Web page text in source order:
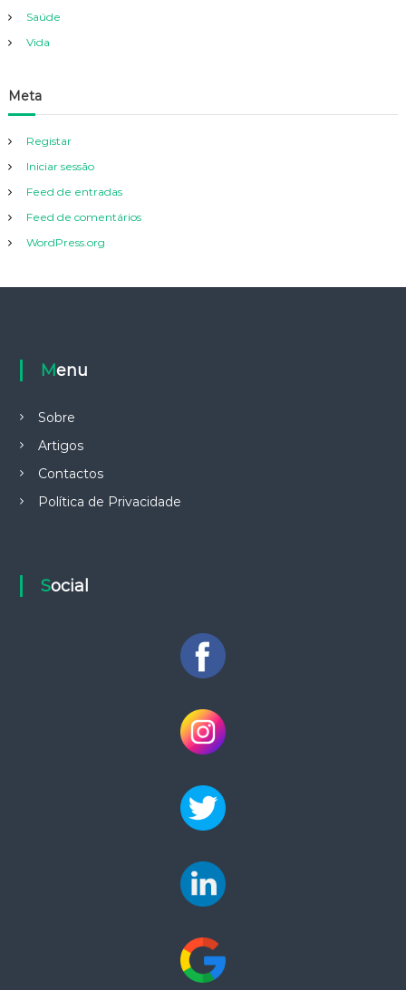
Saúde
Vida
Meta
Registar
Iniciar sessão
Feed de entradas
Feed de comentários
WordPress.org
Menu
Sobre
Artigos
Contactos
Política de Privacidade
Social